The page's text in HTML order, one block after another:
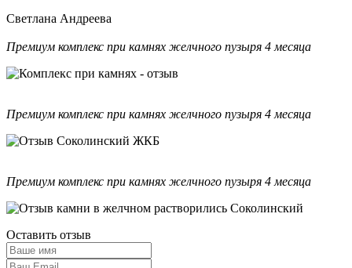
Светлана Андреева
Премиум комплекс при камнях желчного пузыря 4 месяца
Премиум комплекс при камнях желчного пузыря 4 месяца
Премиум комплекс при камнях желчного пузыря 4 месяца
Оставить отзыв